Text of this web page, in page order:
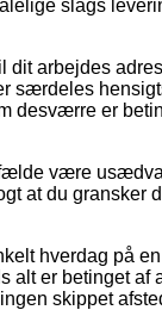
slags
arbejdes
særdeles
desværre er
være
at du gransker
hverdag på
er betinget af
skippet